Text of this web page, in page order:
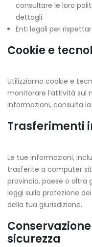
consultare le loro
dettagli.
Enti legali per
Cookie e
Utilizziamo cookie e
monitorare l’attività sul
informazioni, consulta
Trasferimenti
Le tue informazioni,
trasferite a computer
provincia, paese o altra
leggi sulla protezione
della tua giurisdizione.
sicurezza